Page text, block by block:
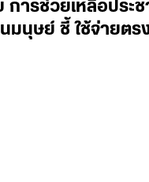
ารช่วยเหลือประ
นุษย์ ชี้ ใช้จ่ายตรง